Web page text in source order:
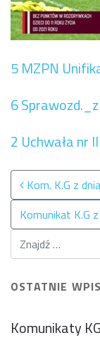
5 MZPN
6
2 Uchwała nr
Kom. K.G z
Komunikat K.G
OSTATNIE
Komunikaty